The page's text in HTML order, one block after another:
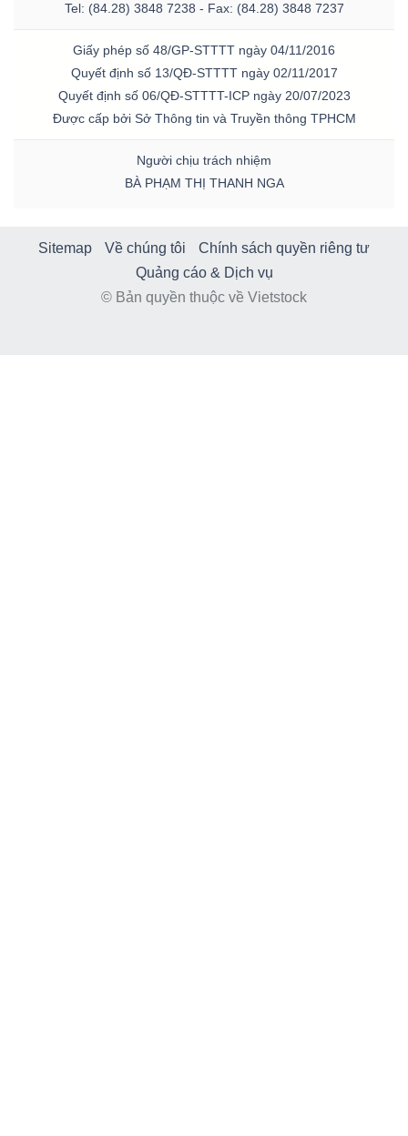
Tel: (84.28) 3848 7238 - Fax: (84.28) 3848 7237
Giấy phép số 48/GP-STTTT ngày 04/11/2016
Quyết định số 13/QĐ-STTTT ngày 02/11/2017
Quyết định số 06/QĐ-STTTT-ICP ngày 20/07/2023
Được cấp bởi Sở Thông tin và Truyền thông TPHCM
Người chịu trách nhiệm
BÀ PHẠM THỊ THANH NGA
Sitemap Về chúng tôi
Chính sách quyền riêng tư
Quảng cáo & Dịch vụ
© Bản quyền thuộc về Vietstock